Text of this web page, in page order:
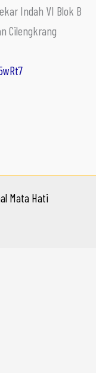
Indah VI Blok B
Cilengkrang
Mata Hati